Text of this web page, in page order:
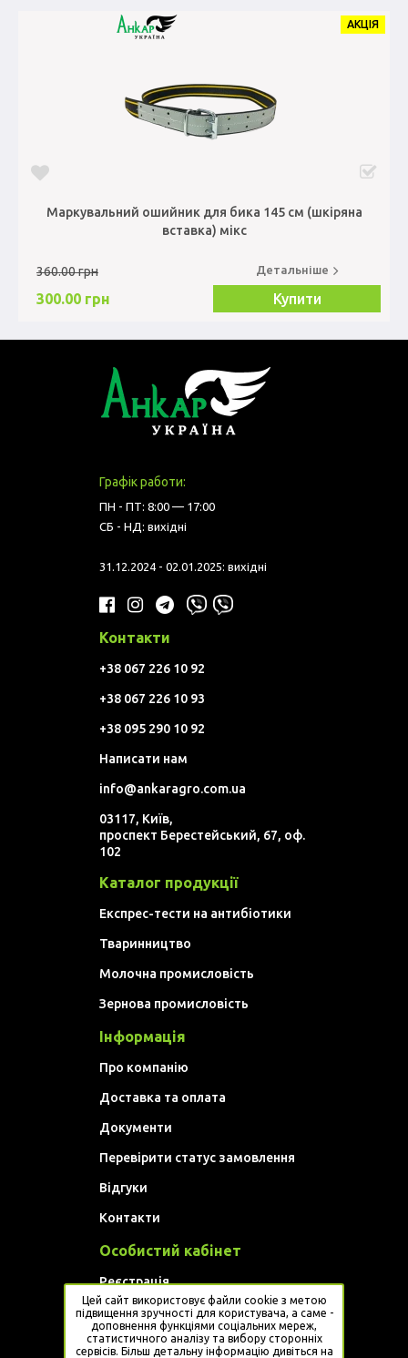
АКЦІЯ
Маркувальний ошийник для бика 145 см (шкіряна
вставка) мікс
360.00 грн
300.00 грн
Детальніше
Купити
Графік работи:
ПН - ПТ: 8:00 — 17:00
СБ - НД: вихідні
31.12.2024 - 02.01.2025: вихідні
Контакти
+38 067 226 10 92
+38 067 226 10 93
+38 095 290 10 92
Написати нам
info@ankaragro.com.ua
03117, Київ,
проспект Берестейський, 67, оф.
102
Каталог продукції
Експрес-тести на антибіотики
Тваринництво
Молочна промисловість
Зернова промисловість
Інформація
Про компанію
Доставка та оплата
Документи
Перевірити статус замовлення
Відгуки
Контакти
Особистий кабінет
Реєстрація
Увійти
Website developed by Artem Golovan
Цей сайт використовує файли cookie з метою
підвищення зручності для користувача, а саме -
доповнення функціями соціальних мереж,
статистичного аналізу та вибору сторонніх
сервісів. Більш детальну інформацію дивіться на